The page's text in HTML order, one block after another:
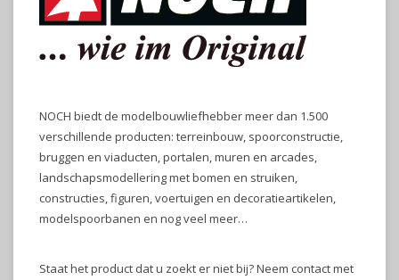
NOCH biedt de modelbouwliefhebber meer dan 1.500
verschillende producten: terreinbouw, spoorconstructie,
bruggen en viaducten, portalen, muren en arcades,
landschapsmodellering met bomen en struiken,
constructies, figuren, voertuigen en decoratieartikelen,
modelspoorbanen en nog veel meer…
Staat het product dat u zoekt er niet bij? Neem contact met